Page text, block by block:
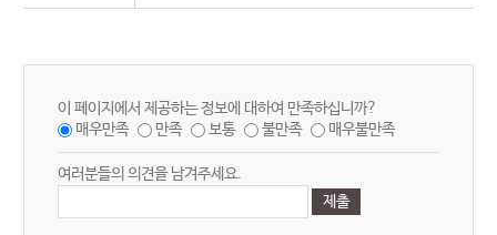
이 페이지에서 제공하는 정보에 대하여 만족하십니까?
매우만족
만족 보통 불만족 매우불만족
여러분들의 의견을 남겨주세요.